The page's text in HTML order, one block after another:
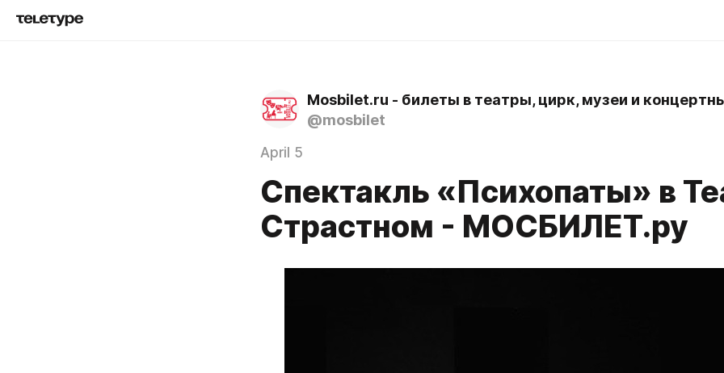
@mosbilet
April 5
Спектакль «Психопаты» в
Страстном - МОСБИЛЕТ.ру